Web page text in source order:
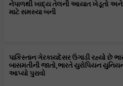
નેપાળથી ખાદ્ય તેલની આયાત ખેડૂતો અને
માટે સમસ્યા બની
પાકિસ્તાન ગેરકાયદેસર ઉગાડી રહ્યો છે
બાસમતીની જાતો,ભારતે યુરોપિયન
આપ્યો પુરાવો